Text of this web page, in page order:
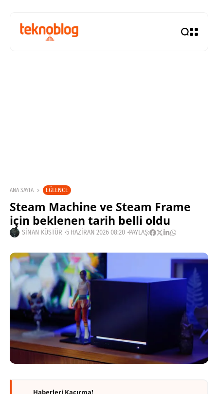
ANA SAYFA EĞLENCE
Steam Machine ve Steam Frame
için beklenen tarih belli oldu
SINAN KÜSTÜR 5 HAZIRAN 2026 08:20 PAYLAŞ: